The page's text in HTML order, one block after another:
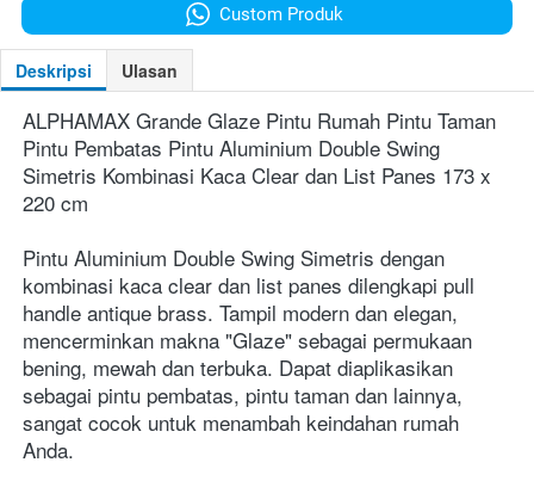
` Custom Produk
Deskripsi Ulasan
ALPHAMAX Grande Glaze Pintu Rumah Pintu Taman
Pintu Pembatas Pintu Aluminium Double Swing
Simetris Kombinasi Kaca Clear dan List Panes 173 x
220 cm
Pintu Aluminium Double Swing Simetris dengan
kombinasi kaca clear dan list panes dilengkapi pull
handle antique brass. Tampil modern dan elegan,
mencerminkan makna "Glaze" sebagai permukaan
bening, mewah dan terbuka. Dapat diaplikasikan
sebagai pintu pembatas, pintu taman dan lainnya,
sangat cocok untuk menambah keindahan rumah
Anda.